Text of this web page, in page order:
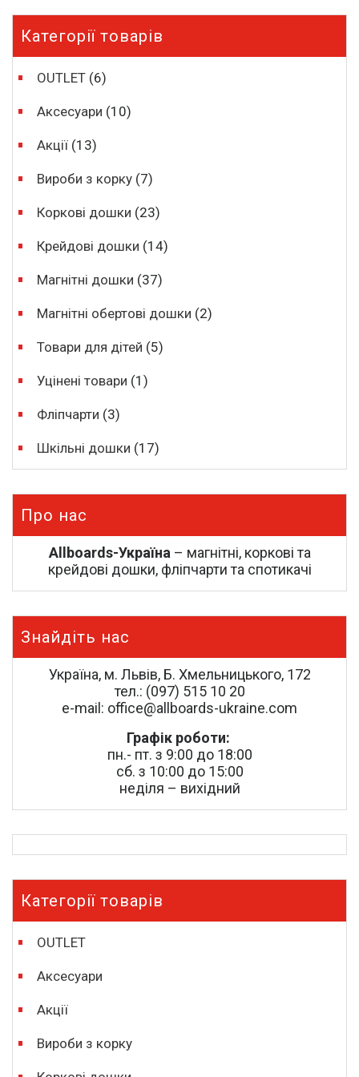
5
Категорії товарів
OUTLET (6)
Аксесуари (10)
Акції (13)
Вироби з корку (7)
Коркові дошки (23)
Крейдові дошки (14)
Магнітні дошки (37)
Магнітні обертові дошки (2)
Товари для дітей (5)
Уцінені товари (1)
Фліпчарти (3)
Шкільні дошки (17)
Про нас
Allboards-Україна – магнітні, коркові та
крейдові дошки, фліпчарти та спотикачі
Знайдіть нас
Україна, м. Львів, Б. Хмельницького, 172
тел.: (097) 515 10 20
e-mail: office@allboards-ukraine.com
Графік роботи:
пн.- пт. з 9:00 до 18:00
сб. з 10:00 до 15:00
неділя – вихідний
Категорії товарів
OUTLET
Аксесуари
Акції
Вироби з корку